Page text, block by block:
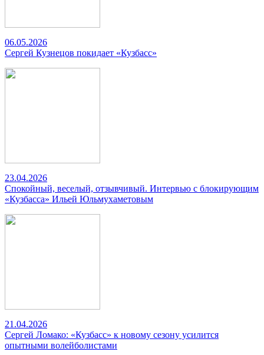
06.05.2026
Сергей Кузнецов покидает «Кузбасс»
23.04.2026
Спокойный, веселый, отзывчивый. Интервью с блокирующим
«Кузбасса» Ильей Юльмухаметовым
21.04.2026
Сергей Ломако: «Кузбасс» к новому сезону усилится
опытными волейболистами